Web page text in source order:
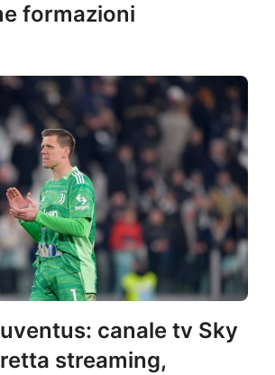
formazioni
canale tv Sky
streaming,